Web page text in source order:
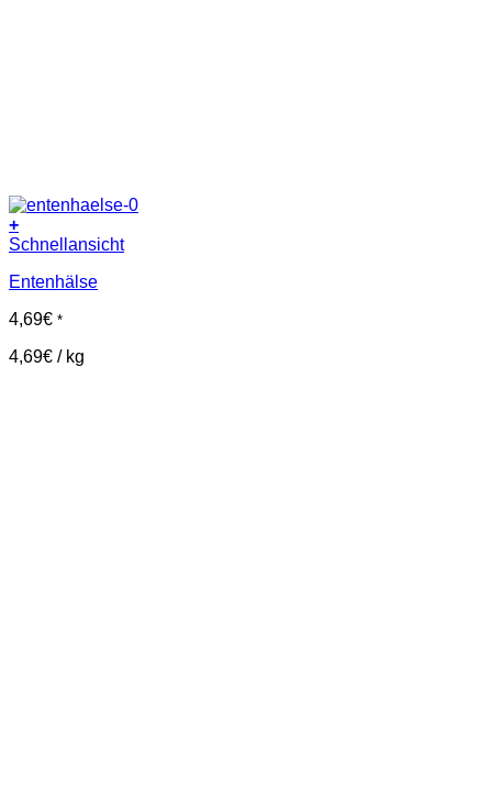
+
Schnellansicht
Entenhälse
4,69€ *
4,69€ / kg